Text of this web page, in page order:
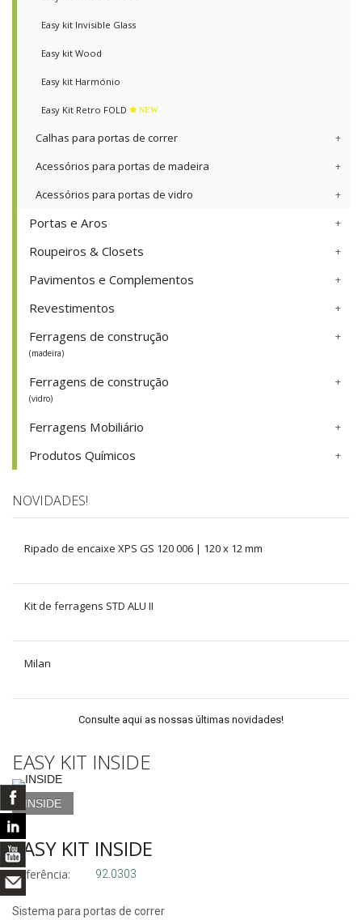
Easy kit Invisible Glass
Easy kit Wood
Easy kit Harmónio
Easy Kit Retro FOLD NEW
Calhas para portas de correr
Acessórios para portas de madeira
Acessórios para portas de vidro
Portas e Aros
Roupeiros & Closets
Pavimentos e Complementos
Revestimentos
Ferragens de construção
(madeira)
Ferragens de construção
(vidro)
Ferragens Mobiliário
Produtos Químicos
NOVIDADES!
Ripado de encaixe XPS GS 120 006 | 120 x 12 mm
Kit de ferragens STD ALU II
Milan
Consulte aqui as nossas últimas novidades!
EASY KIT INSIDE
INSIDE
EASY KIT INSIDE
Referência: 92.0303
Sistema para portas de correr